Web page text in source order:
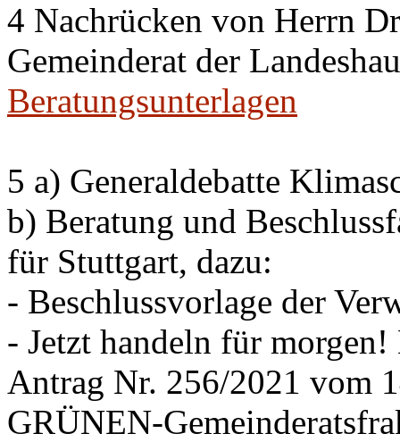
4 Nachrücken von Herrn
Gemeinderat der
Beratungsunterlagen
5 a) Generaldebatte
b) Beratung und
für Stuttgart, dazu:
- Beschlussvorlage der
- Jetzt handeln für
Antrag Nr. 256/2021 vom
GRÜNEN-